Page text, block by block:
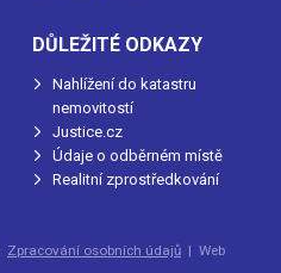
DŮLEŽITÉ ODKAZY
Nahlížení do katastru
nemovitostí
Justice.cz
Údaje o odběrném místě
Realitní zprostředkování
Zpracování osobních údajů | Web